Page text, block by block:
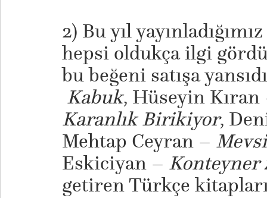
2) Bu yıl
hepsi oldukça ilgi
bu beğeni satışa
Kabuk, Hüseyin
Karanlık Birikiyor,
Mehtap Ceyran –
Eskiciyan – Konteyner
getiren Türkçe